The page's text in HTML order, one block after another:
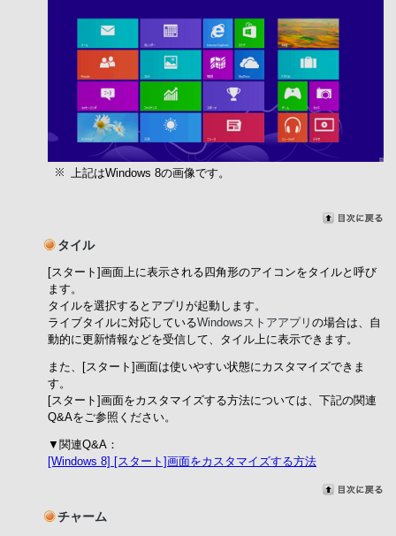
上記はWindows 8の画像です。
タイル
[スタート]画面上に表示される四角形のアイコンをタイルと呼び
ます。
タイルを選択するとアプリが起動します。
ライブタイルに対応しているWindowsストアアプリ の場合は、自
動的に更新情報などを受信して、タイル上に表示できます。
また、[スタート]画面は使いやすい状態にカスタマイズできま
す。
[スタート]画面をカスタマイズする方法については、下記の関連
Q&Aをご参照ください。
▼関連Q&A：
[Windows 8] [スタート]画面をカスタマイズする方法
チャーム